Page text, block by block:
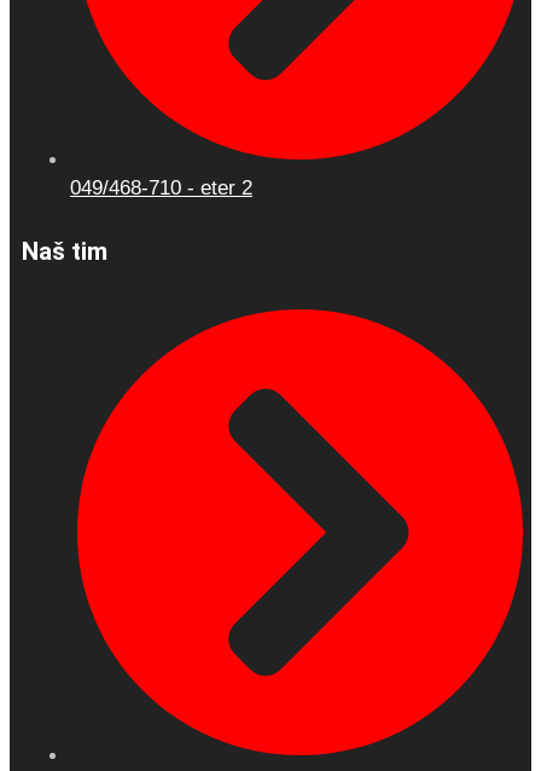
049/468-710 - eter 2
Naš tim